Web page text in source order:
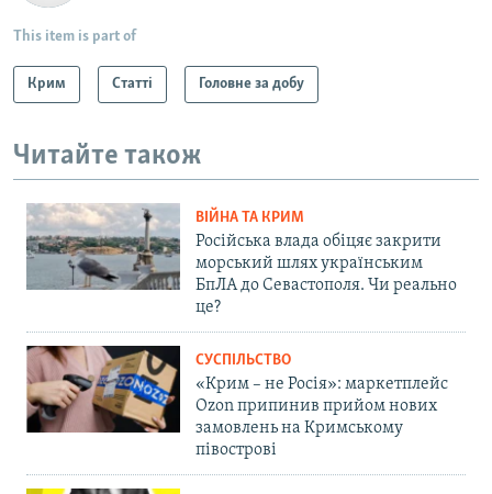
This item is part of
Крим Статті Головне за добу
Читайте також
ВІЙНА ТА КРИМ
Російська влада обіцяє закрити
морський шлях українським
БпЛА до Севастополя. Чи реально
це?
СУСПІЛЬСТВО
«Крим – не Росія»: маркетплейс
Ozon припинив прийом нових
замовлень на Кримському
півострові